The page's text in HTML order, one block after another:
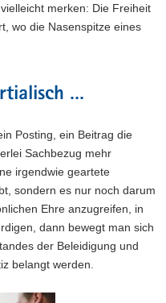
merken: Die Freiheit
wo die Nasenspitze eines
…
Posting, ein Beitrag die
Sachbezug mehr
irgendwie geartete
sondern es nur noch darum
Ehre anzugreifen, in
dann bewegt man sich
der Beleidigung und
belangt werden.